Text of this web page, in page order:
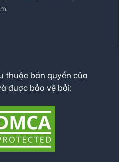
thuộc bản quyền của
được bảo vệ bởi: